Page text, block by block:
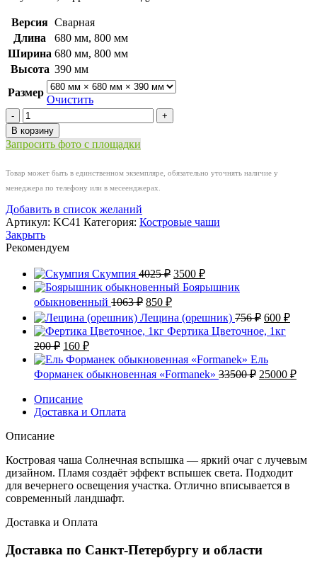
Версия Сварная
Длина
680 мм, 800 мм
Ширина 680 мм, 800 мм
Высота 390 мм
Размер
Очистить
Количество
товара
Костровая
чаша
вспышка
В корзину
Запросить фото с площадки
Товар может быть в единственном экземпляре, обязательно уточнять наличие у
менеджера по телефону или в месеенджерах.
Добавить в список желаний
Артикул: KC41 Категория: Костровые чаши
Закрыть
Рекомендуем
Скумпия 4025₽ Первоначальная
цена
составляла
4025 ₽.
3500 ₽Текущая
цена:
Боярышник
обыкновенный 1063₽ Первоначальная
цена
составляла
1063 ₽.
850 ₽Текущая
цена:
850 ₽.
Лещина (орешник) 756₽
цена
составляла
756 ₽.
600 ₽
Фертика Цветочное, 1кг
200₽ Первоначальная
цена
составляла
200 ₽.
160 ₽Текущая
цена:
160 ₽.
Ель
Форманек обыкновенная «Formanek» 33500₽ 25000 ₽
Описание
Доставка и Оплата
Описание
Костровая чаша Солнечная вспышка — яркий очаг с лучевым
дизайном. Пламя создаёт эффект вспышек света. Подходит
для вечернего освещения участка. Отлично вписывается в
современный ландшафт.
Доставка и Оплата
Доставка по Санкт-Петербургу и области